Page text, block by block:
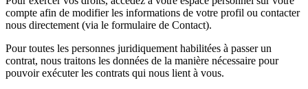
compte afin de modifier les informations de votre profil ou contacter
nous directement (via le formulaire de Contact).
Pour toutes les personnes juridiquement habilitées à passer un
contrat, nous traitons les données de la manière nécessaire pour
pouvoir exécuter les contrats qui nous lient à vous.